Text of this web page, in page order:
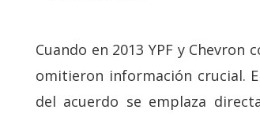
Cuando en 2013 YPF y
omitieron información crucial.
del acuerdo se emplaza